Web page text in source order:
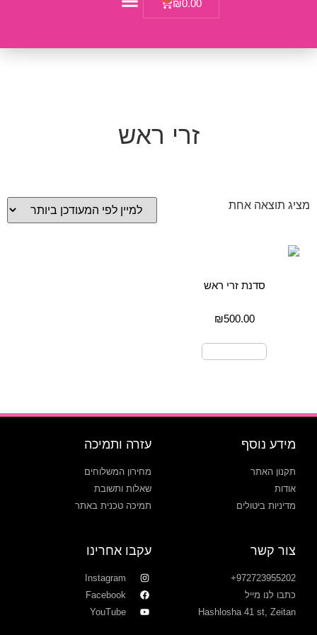
₪0.00
זרי ראש
מציג תוצאה אחת
סדנת זרי ראש
₪500.00
מידע נוסף
תקנון האתר
אודות
מדיניות ביטולים
עזרה ותמיכה
מחירון המשלוחים
שאלות ותשובת
תמיכה טכנית באתר
צור קשר
972723955202+
כתבו לנו מייל
Hashlosha 41 st, Zeitan
עקבו אחרינו
Instagram
Facebook
YouTube